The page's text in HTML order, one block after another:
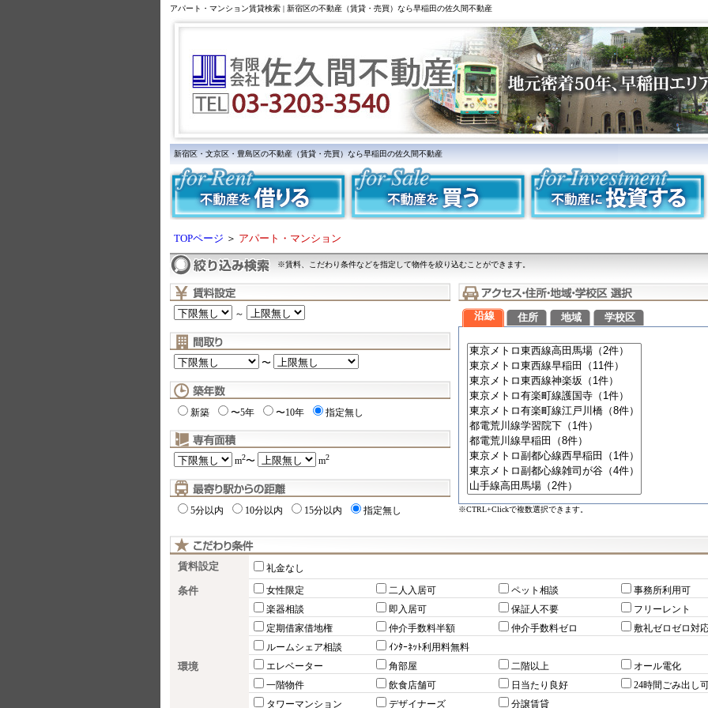
アパート・マンション賃貸検索 | 新宿区の不動産（賃貸・売買）なら早稲田の佐久間不動産
新宿区・文京区・豊島区の不動産（賃貸・売買）なら早稲田の佐久間不動産
TOPページ ＞ アパート・マンション
※賃料、こだわり条件などを指定して物件を絞り込むことができます。
～
〜
新築 〜5年 〜10年 指定無し
m2〜 m2
5分以内 10分以内 15分以内 指定無し
沿線 住所 地域 学校区
※CTRL+Clickで複数選択できます。
賃料設定 礼金なし
条件 女性限定 二人入居可 ペット相談
事務所利用可
楽器相談
即入居可 保証人不要
フリーレント
定期借家借地権
仲介手数料半額 仲介手数料ゼロ
敷礼ゼロゼロ対
ルームシェア相談
ｲﾝﾀｰﾈｯﾄ利用料無料
環境 エレベーター 角部屋 二階以上
オール電化
一階物件
飲食店舗可 日当たり良好
24時間ごみ出し
タワーマンション
デザイナーズ 分譲賃貸